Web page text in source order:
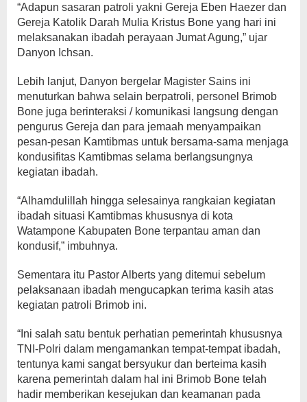
“Adapun sasaran patroli yakni Gereja Eben Haezer dan
Gereja Katolik Darah Mulia Kristus Bone yang hari ini
melaksanakan ibadah perayaan Jumat Agung,” ujar
Danyon Ichsan.
Lebih lanjut, Danyon bergelar Magister Sains ini
menuturkan bahwa selain berpatroli, personel Brimob
Bone juga berinteraksi / komunikasi langsung dengan
pengurus Gereja dan para jemaah menyampaikan
pesan-pesan Kamtibmas untuk bersama-sama menjaga
kondusifitas Kamtibmas selama berlangsungnya
kegiatan ibadah.
“Alhamdulillah hingga selesainya rangkaian kegiatan
ibadah situasi Kamtibmas khususnya di kota
Watampone Kabupaten Bone terpantau aman dan
kondusif,” imbuhnya.
Sementara itu Pastor Alberts yang ditemui sebelum
pelaksanaan ibadah mengucapkan terima kasih atas
kegiatan patroli Brimob ini.
“Ini salah satu bentuk perhatian pemerintah khususnya
TNI-Polri dalam mengamankan tempat-tempat ibadah,
tentunya kami sangat bersyukur dan berteima kasih
karena pemerintah dalam hal ini Brimob Bone telah
hadir memberikan kesejukan dan keamanan pada